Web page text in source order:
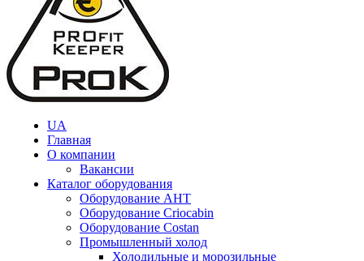
UA
Главная
О компании
Вакансии
Каталог оборудования
Оборудование AHT
Оборудование Criocabin
Оборудование Costan
Промышленный холод
Холодильные и морозильные